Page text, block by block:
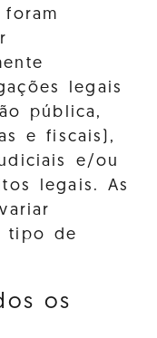
legais
pública,
e fiscais),
e/ou
legais. As
tipo de
os